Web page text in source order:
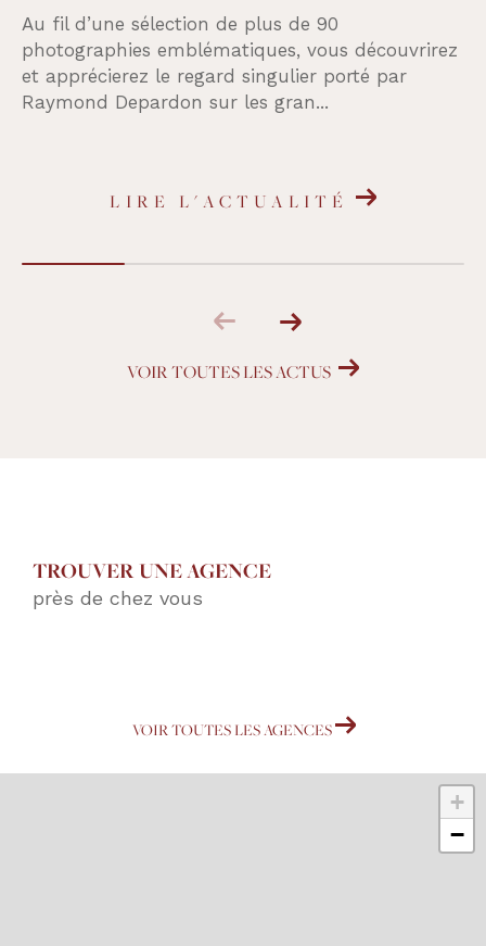
Au fil d’une sélection de plus de 90
photographies emblématiques, vous découvrirez
et apprécierez le regard singulier porté par
Raymond Depardon sur les gran...
LIRE L'ACTUALITÉ
VOIR TOUTES LES ACTUS
TROUVER UNE AGENCE
près de chez vous
VOIR TOUTES LES AGENCES
+
−